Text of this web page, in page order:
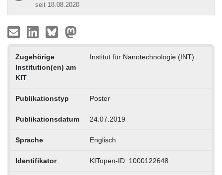
seit 18.08.2020
Zugehörige
Institution(en) am
KIT
Institut für Nanotechnologie (INT)
Publikationstyp Poster
Publikationsdatum 24.07.2019
Sprache Englisch
Identifikator KITopen-ID: 1000122648